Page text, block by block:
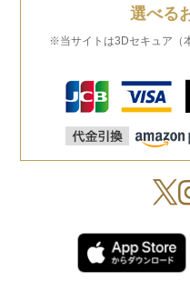
選べる
※当サイトは3Dセキュア（